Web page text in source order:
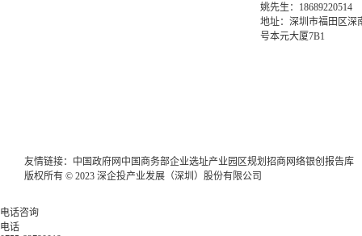
姚先生：18689220514
地址：深圳市福田区深
号本元大厦7B1
友情链接： 中国政府网 中国商务部企业选址产业园区规划 招商网络银创报告库
版权所有 © 2023 深企投产业发展（深圳）股份有限公司
电话咨询
电话